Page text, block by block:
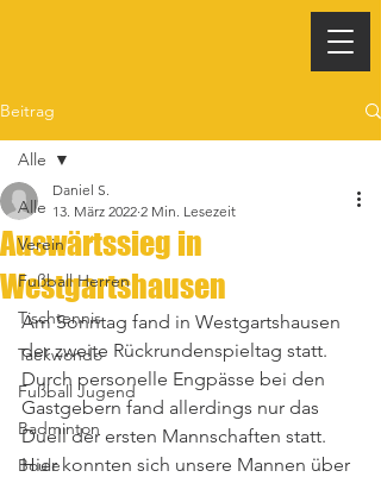
Beitrag
Alle
Verein
Fußball Herren
Tischtennis
Taekwondo
Fußball Jugend
Badminton
Boule
Alle
Auswärtssieg in
Westgartshausen
Daniel S.
13. März 2022 2 Min. Lesezeit
Am Sonntag fand in Westgartshausen
der zweite Rückrundenspieltag statt.
Durch personelle Engpässe bei den
Gastgebern fand allerdings nur das
Duell der ersten Mannschaften statt.
Hier konnten sich unsere Mannen über